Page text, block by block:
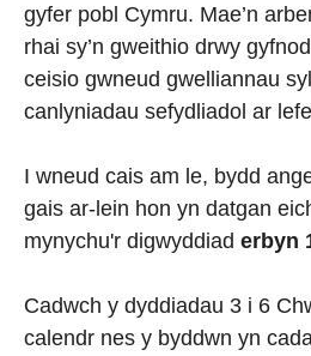
gyfer pobl Cymru. Mae’n
rhai sy’n gweithio drwy
ceisio gwneud gwelliannau
canlyniadau sefydliadol ar
I wneud cais am le, bydd
gais ar-lein hon yn datgan
mynychu'r digwyddiad erbyn
Cadwch y dyddiadau 3 i 6
calendr nes y byddwn yn